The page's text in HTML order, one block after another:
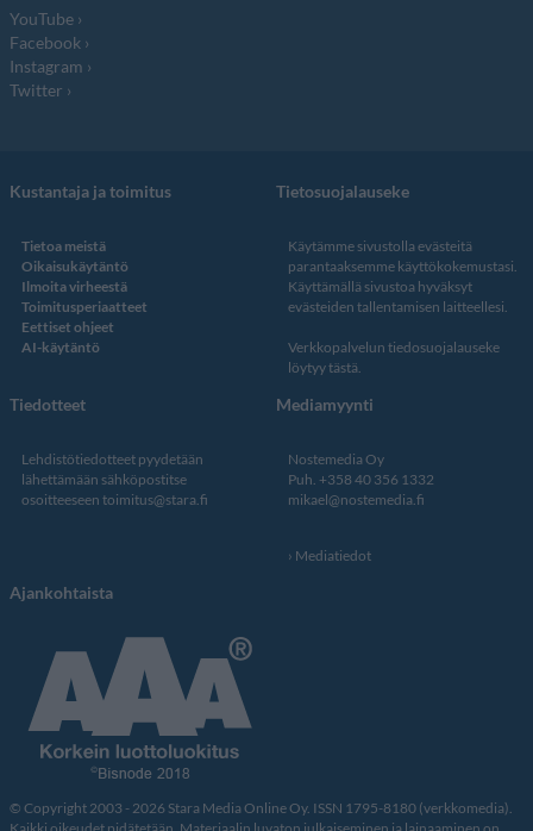
YouTube
Facebook
Instagram
Twitter
Kustantaja ja toimitus
Tietoa meistä
Oikaisukäytäntö
Ilmoita virheestä
Toimitusperiaatteet
Eettiset ohjeet
AI-käytäntö
Tietosuojalauseke
Käytämme sivustolla evästeitä
parantaaksemme käyttökokemustasi.
Käyttämällä sivustoa hyväksyt
evästeiden tallentamisen laitteellesi.
Verkkopalvelun tiedosuojalauseke
löytyy tästä.
Tiedotteet
Lehdistötiedotteet pyydetään
lähettämään sähköpostitse
osoitteeseen toimitus@stara.fi
Mediamyynti
Nostemedia Oy
Puh. +358 40 356 1332
mikael@nostemedia.fi
Mediatiedot
Ajankohtaista
© Copyright 2003 - 2026 Stara Media Online Oy. ISSN 1795-8180 (verkkomedia).